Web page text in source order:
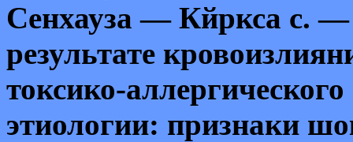
Сенхауза — Кйркса с. —
результате
токсико-
этиологии: признаки